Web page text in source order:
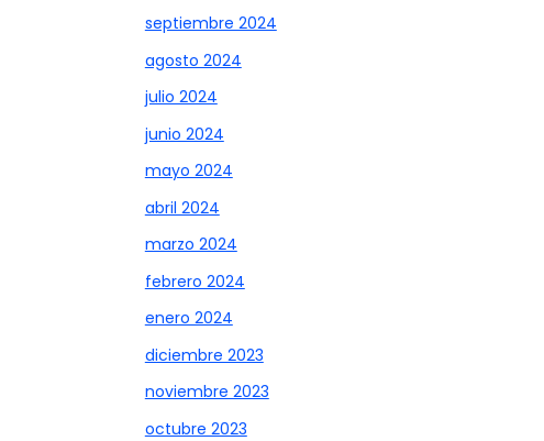
septiembre 2024
agosto 2024
julio 2024
junio 2024
mayo 2024
abril 2024
marzo 2024
febrero 2024
enero 2024
diciembre 2023
noviembre 2023
octubre 2023